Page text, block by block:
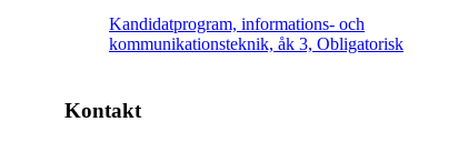
Kandidatprogram, informations- och
kommunikationsteknik, åk 3, Obligatorisk
Kontakt